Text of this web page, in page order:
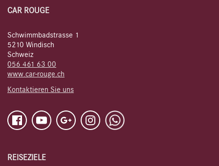
CAR ROUGE
Schwimmbadstrasse 1
5210 Windisch
Schweiz
056 461 63 00
www.car-rouge.ch
Kontaktieren Sie uns
REISEZIELE